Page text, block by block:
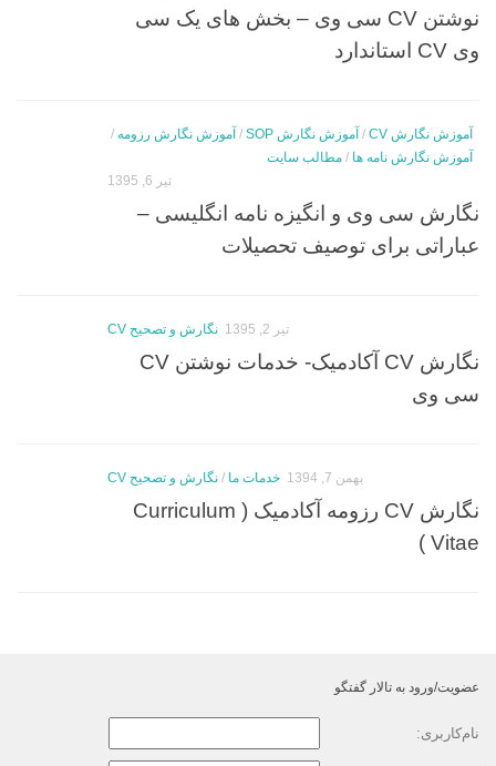
نوشتن CV سی وی – بخش های یک سی
وی CV استاندارد
آموزش نگارش CV / آموزش نگارش SOP / آموزش نگارش رزومه /
آموزش نگارش نامه ها / مطالب سایت
تیر 6, 1395
نگارش سی وی و انگیزه نامه انگلیسی –
عباراتی برای توصیف تحصیلات
نگارش و تصحیح CV تیر 2, 1395
نگارش CV آکادمیک- خدمات نوشتن CV
سی وی
خدمات ما / نگارش و تصحیح CV بهمن 7, 1394
نگارش CV رزومه آکادمیک ( Curriculum
Vitae )
عضویت/ورود به تالار گفتگو
نام‌کاربری: